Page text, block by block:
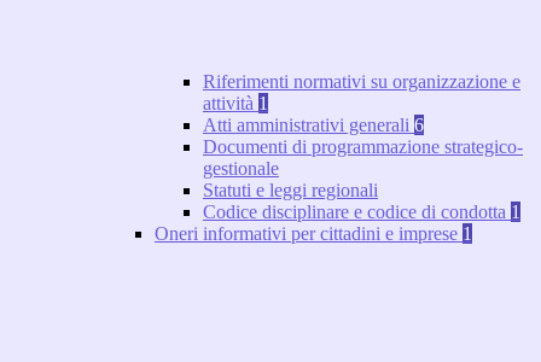
Riferimenti normativi su organizzazione e
attività 1
Atti amministrativi generali 6
Documenti di programmazione strategico-
gestionale
Statuti e leggi regionali
Codice disciplinare e codice di condotta 1
Oneri informativi per cittadini e imprese 1